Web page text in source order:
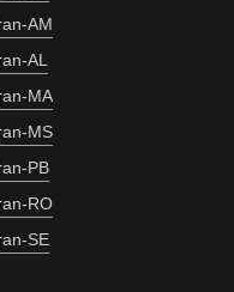
AM
AL
MA
MS
PB
RO
SE